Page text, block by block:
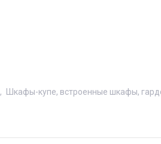
Шкафы-купе, встроенные шкафы,